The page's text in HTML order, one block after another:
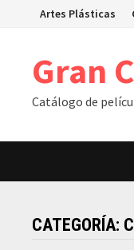
Artes Plásticas
Gran
Catálogo de
CATEGORÍA: